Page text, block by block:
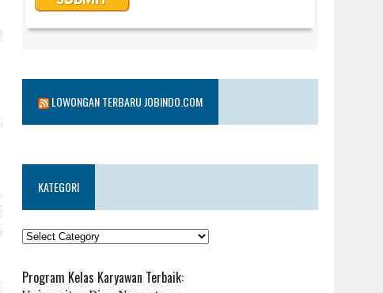
LOWONGAN TERBARU JOBINDO.COM
KATEGORI
KATEGORI
Program Kelas Karyawan Terbaik: